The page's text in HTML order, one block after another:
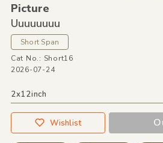
Picture
Uuuuuuuu
Short Span
Cat No.: Short16
2026-07-24
2x12inch
Wishlist